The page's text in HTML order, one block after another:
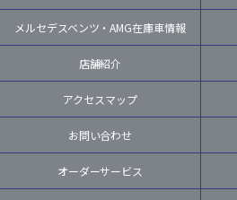
メルセデスベンツ・AMG在庫車情報
店舗紹介
アクセスマップ
お問い合わせ
オーダーサービス